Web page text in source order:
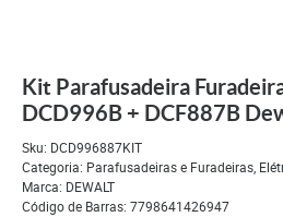
Kit Parafusadeira
DCD996B + DCF887B
Sku: DCD996887KIT
Categoria: Parafusadeiras e Furadeiras,
Marca: DEWALT
Código de Barras: 7798641426947